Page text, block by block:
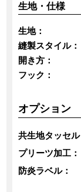
生地・仕様
生地：
縫製スタイル：
開き方：
フック：
オプション
共生地タッセル
プリーツ加工：
防炎ラベル：